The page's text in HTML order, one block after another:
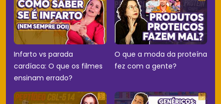
Infarto vs parada
cardíaca: O que os filmes
ensinam errado?
O que a moda da proteína
fez com a gente?